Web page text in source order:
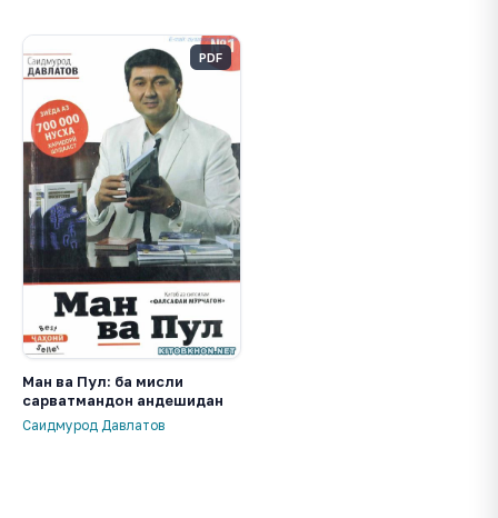
PDF
Ман ва Пул: ба мисли
сарватмандон андешидан
Саидмурод Давлатов